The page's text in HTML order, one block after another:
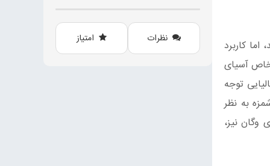
کاربرد
خاص آسیای
توجه
به نظر
نیز،
نظرات امتیاز